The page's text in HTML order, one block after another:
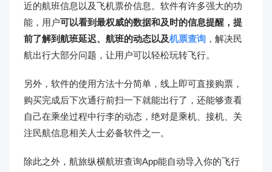
近的航班信息以及飞机票价信息。软件有许多强大的功
能，用户可以看到最权威的数据和及时的信息提醒，提
前了解到航班延迟、航班的动态以及机票查询 ，解决民
航出行大部分问题，让用户可以轻松玩转飞行。
另外，软件的使用方法十分简单，线上即可直接购票，
购买完成后下次通行前扫一下就能出行了，还能够查看
自己在乘坐过程中行李的动态，绝对是乘机、接机、关
注民航信息相关人士必备软件之一。
除此之外，航旅纵横航班查询App能自动导入你的飞行